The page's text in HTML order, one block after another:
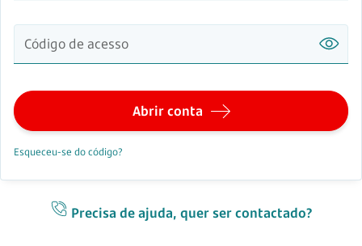
Código de acesso
Abrir conta
Esqueceu-se do código?
Precisa de ajuda, quer ser contactado?